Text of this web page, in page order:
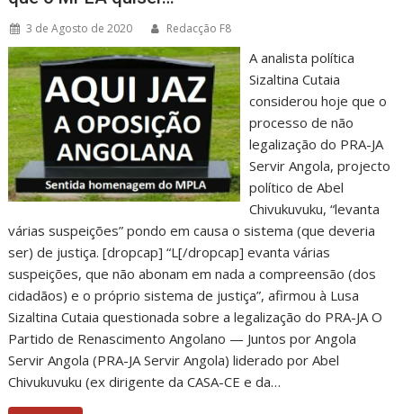
3 de Agosto de 2020 Redacção F8
A analista política
Sizaltina Cutaia
considerou hoje que o
processo de não
legalização do PRA-JA
Servir Angola, projecto
político de Abel
Chivukuvuku, “levanta
várias suspeições” pondo em causa o sistema (que deveria
ser) de justiça. [dropcap] “L[/dropcap] evanta várias
suspeições, que não abonam em nada a compreensão (dos
cidadãos) e o próprio sistema de justiça”, afirmou à Lusa
Sizaltina Cutaia questionada sobre a legalização do PRA-JA O
Partido de Renascimento Angolano — Juntos por Angola
Servir Angola (PRA-JA Servir Angola) liderado por Abel
Chivukuvuku (ex dirigente da CASA-CE e da…